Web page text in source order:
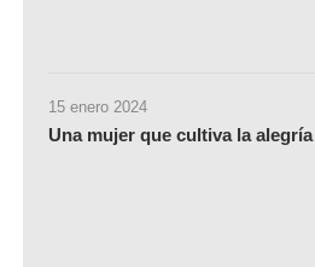
15 enero 2024
Una mujer que cultiva la alegría